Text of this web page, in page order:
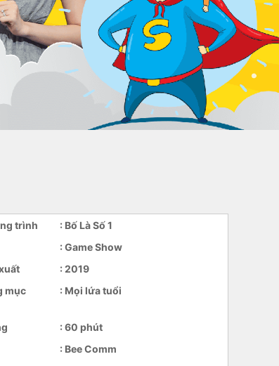
trình
: Bố Là Số 1
: Game Show
: 2019
mục
: Mọi lứa tuổi
: 60 phút
: Bee Comm